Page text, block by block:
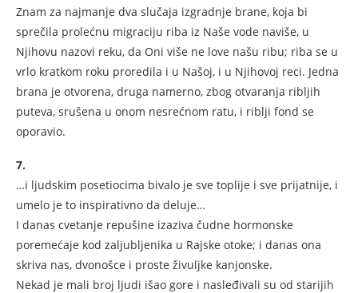
Znam za najmanje dva slučaja izgradnje brane, koja bi
sprečila prolećnu migraciju riba iz Naše vode naviše, u
Njihovu nazovi reku, da Oni više ne love našu ribu; riba se u
vrlo kratkom roku proredila i u Našoj, i u Njihovoj reci. Jedna
brana je otvorena, druga namerno, zbog otvaranja ribljih
puteva, srušena u onom nesrećnom ratu, i riblji fond se
oporavio.
7.
…i ljudskim posetiocima bivalo je sve toplije i sve prijatnije, i
umelo je to inspirativno da deluje…
I danas cvetanje repušine izaziva čudne hormonske
poremećaje kod zaljubljenika u Rajske otoke; i danas ona
skriva nas, dvonošce i proste živuljke kanjonske.
Nekad je mali broj ljudi išao gore i nasleđivali su od starijih